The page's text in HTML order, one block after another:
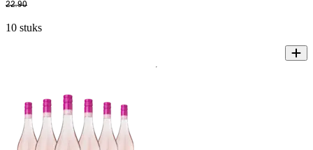
22.90
10 stuks